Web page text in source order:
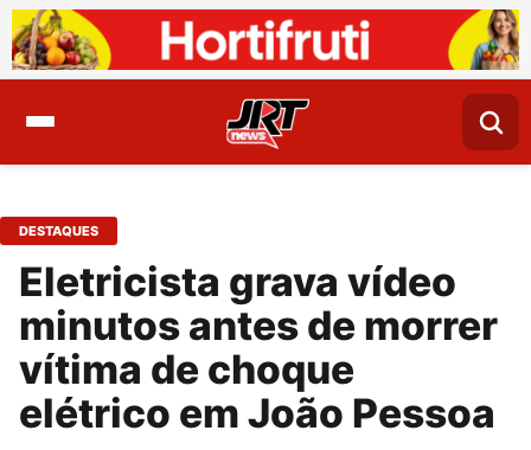
DESTAQUES
Eletricista grava vídeo
minutos antes de morrer
vítima de choque
elétrico em João Pessoa